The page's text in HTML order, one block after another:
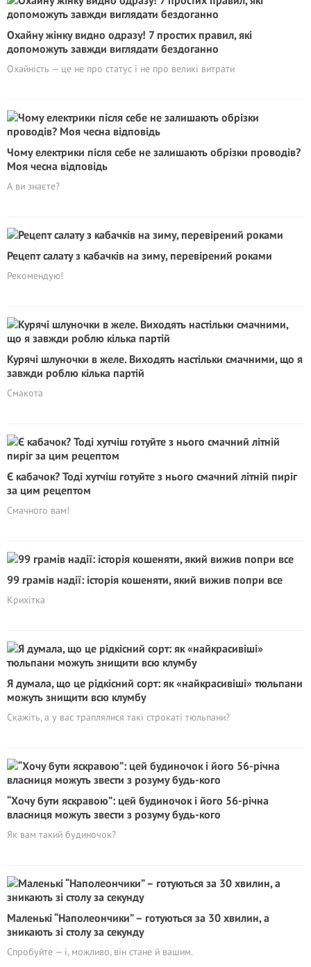
Охайну жінку видно одразу! 7 простих правил, які
допоможуть завжди виглядати бездоганно
Охайність — це не про статус і не про великі витрати
Чому електрики після себе не залишають обрізки проводів?
Моя чесна відповідь
А ви знаєте?
Рецепт салату з кабачків на зиму, перевірений роками
Рекомендую!
Курячі шлуночки в желе. Виходять настільки смачними, що я
завжди роблю кілька партій
Смакота
Є кабачок? Тоді хутчіш готуйте з нього смачний літній пиріг
за цим рецептом
Смачного вам!
99 грамів надії: історія кошеняти, який вижив попри все
Крихітка
Я думала, що це рідкісний сорт: як «найкрасивіші» тюльпани
можуть знищити всю клумбу
Скажіть, а у вас траплялися такі строкаті тюльпани?
“Хочу бути яскравою”: цей будиночок і його 56-річна
власниця можуть звести з розуму будь-кого
Як вам такий будиночок?
Маленькі “Наполеончики” – готуються за 30 хвилин, а
зникають зі столу за секунду
Спробуйте — і, можливо, він стане й вашим.